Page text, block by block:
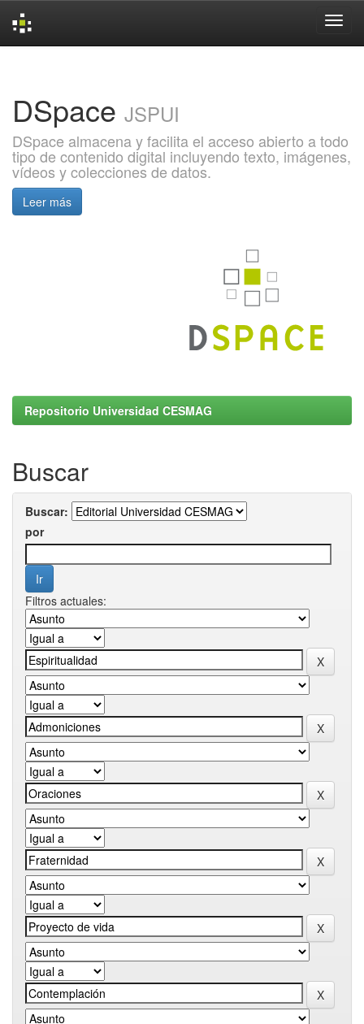
DSpace JSPUI
DSpace almacena y facilita el acceso abierto a todo
tipo de contenido digital incluyendo texto, imágenes,
vídeos y colecciones de datos.
Leer más
Repositorio Universidad CESMAG
Buscar
Buscar:
por
Filtros actuales: